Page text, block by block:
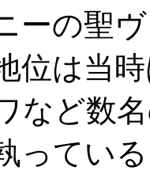
ーの聖
位は当
など数
ってい